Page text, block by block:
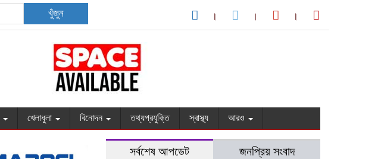
খুঁজুন
খেলাধুলা বিনোদন তথ্যপ্রযুক্তি স্বাস্থ্য আরও
সর্বশেষ আপডেট জনপ্রিয় সংবাদ